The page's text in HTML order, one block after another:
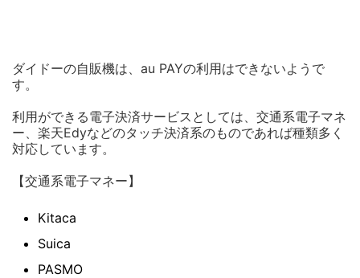
ダイドーの自販機は、au PAYの利用はできないようで
す。
利用ができる電子決済サービスとしては、交通系電子マネ
ー、楽天Edyなどのタッチ決済系のものであれば種類多く
対応しています。
【交通系電子マネー】
Kitaca
Suica
PASMO